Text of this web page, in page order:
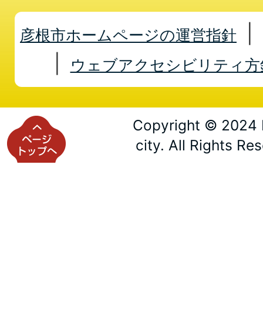
彦根市ホームページの運営指針
ウェブアクセシビリティ方
Copyright © 2024
city. All Rights